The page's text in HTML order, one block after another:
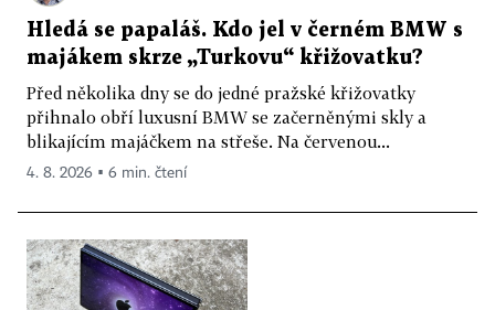
Hledá se papaláš. Kdo jel v černém BMW s
majákem skrze „Turkovu“ křižovatku?
Před několika dny se do jedné pražské křižovatky
přihnalo obří luxusní BMW se začerněnými skly a
blikajícím majáčkem na střeše. Na červenou...
4. 8. 2026 ▪ 6 min. čtení